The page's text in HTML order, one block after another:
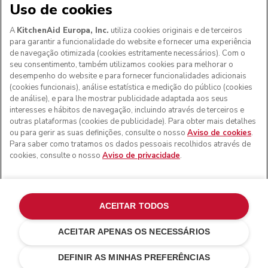
Aos clientes nos Açores, Madeira e outros territórios
portugueses: Por favor, contacte a nossa equipa de Apoio
ao Cliente para efetuar a sua encomenda, de forma a
podermos fornecer os custos de envio exatos e aplicar a
taxa de IVA correta
nos EUA e noutros locais.
Gerir as minhas cookies
Aviso de privacidade
Política de cookies
Outros países
Resolução de litígios online
Uso de cookies
A KitchenAid Europa, Inc. utiliza cookies originais e de terceiros
para garantir a funcionalidade do website e fornecer uma experiência
de navegação otimizada (cookies estritamente necessários). Com o
seu consentimento, também utilizamos cookies para melhorar o
desempenho do website e para fornecer funcionalidades adicionais
(cookies funcionais), análise estatística e medição do público (cookies
de análise), e para lhe mostrar publicidade adaptada aos seus
interesses e hábitos de navegação, incluindo através de terceiros e
outras plataformas (cookies de publicidade). Para obter mais detalhes
ou para gerir as suas definições, consulte o nosso Aviso de cookies.
Para saber como tratamos os dados pessoais recolhidos através de
cookies, consulte o nosso Aviso de privacidade.
DEFINIR AS MINHAS PREFERÊNCIAS
ACEITAR APENAS OS NECESSÁRIOS
ACEITAR TODOS